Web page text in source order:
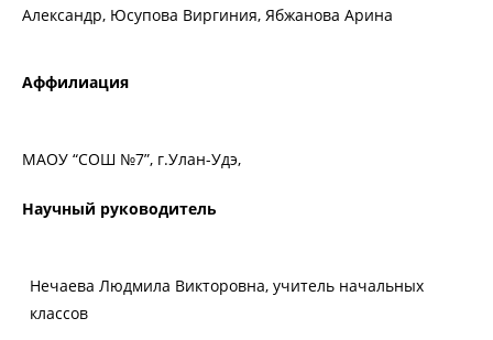
Александр, Юсупова Виргиния, Ябжанова Арина
Аффилиация
МАОУ “СОШ №7”, г.Улан-Удэ,
Научный руководитель
Нечаева Людмила Викторовна, учитель начальных
классов